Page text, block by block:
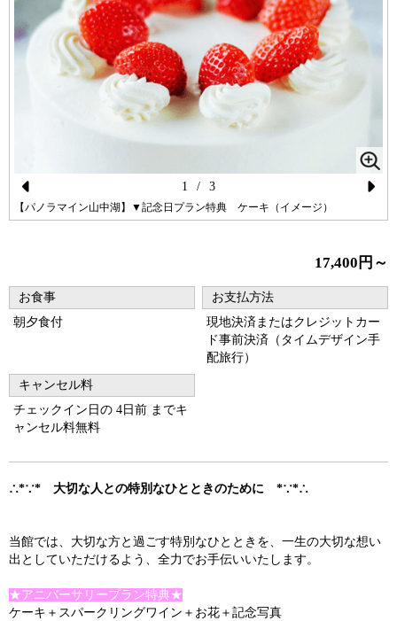
Pr
us
【パノラマイン山中湖】▼記念日プラン特典 ケーキ（イメージ）
t
1 / 3
17,400円～
お食事
朝夕食付
お支払方法
現地決済またはクレジットカー
ド事前決済（タイムデザイン手
配旅行）
キャンセル料
チェックイン日の 4日前 までキ
ャンセル料無料
∴*∵* 大切な人との特別なひとときのために *∵*∴
当館では、大切な方と過ごす特別なひとときを、一生の大切な想い
出としていただけるよう、全力でお手伝いいたします。
★アニバーサリープラン特典★
ケーキ＋スパークリングワイン＋お花＋記念写真